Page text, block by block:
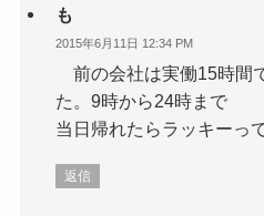
も
2015年6月11日 12:34 PM
前の会社は実働15時間
た。9時から24時まで
当日帰れたらラッキーっ
返信